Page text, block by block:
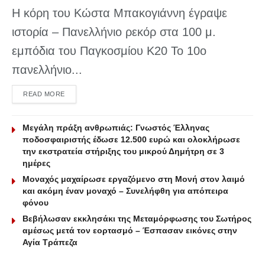
Η κόρη του Κώστα Μπακογιάννη έγραψε
ιστορία – Πανελλήνιο ρεκόρ στα 100 μ.
εμπόδια του Παγκοσμίου Κ20 Το 10ο
πανελλήνιο...
READ MOREDETAILS
Μεγάλη πράξη ανθρωπιάς: Γνωστός Έλληνας
ποδοσφαιριστής έδωσε 12.500 ευρώ και ολοκλήρωσε
την εκστρατεία στήριξης του μικρού Δημήτρη σε 3
ημέρες
Μοναχός μαχαίρωσε εργαζόμενο στη Μονή στον λαιμό
και ακόμη έναν μοναχό – Συνελήφθη για απόπειρα
φόνου
Βεβήλωσαν εκκλησάκι της Μεταμόρφωσης του Σωτήρος
αμέσως μετά τον εορτασμό – Έσπασαν εικόνες στην
Αγία Τράπεζα